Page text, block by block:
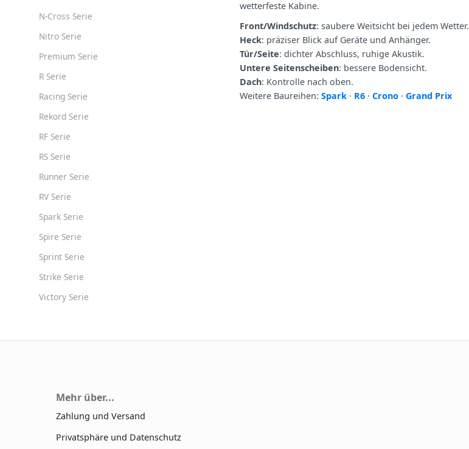
N-Cross Serie
Nitro Serie
Premium Serie
R Serie
Racing Serie
Rekord Serie
RF Serie
RS Serie
Runner Serie
RV Serie
Spark Serie
Spire Serie
Sprint Serie
Strike Serie
Victory Serie
wetterfeste Kabine.
Front/Windschutz: saubere Weitsicht bei jedem Wetter.
Heck: präziser Blick auf Geräte und Anhänger.
Tür/Seite: dichter Abschluss, ruhige Akustik.
Untere Seitenscheiben: bessere Bodensicht.
Dach: Kontrolle nach oben.
Weitere Baureihen: Spark · R6 · Crono · Grand Prix
Mehr über...
Zahlung und Versand
Privatsphäre und Datenschutz